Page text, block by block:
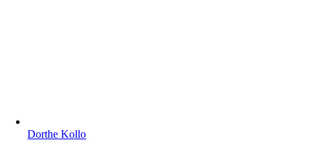
Dorthe Kollo